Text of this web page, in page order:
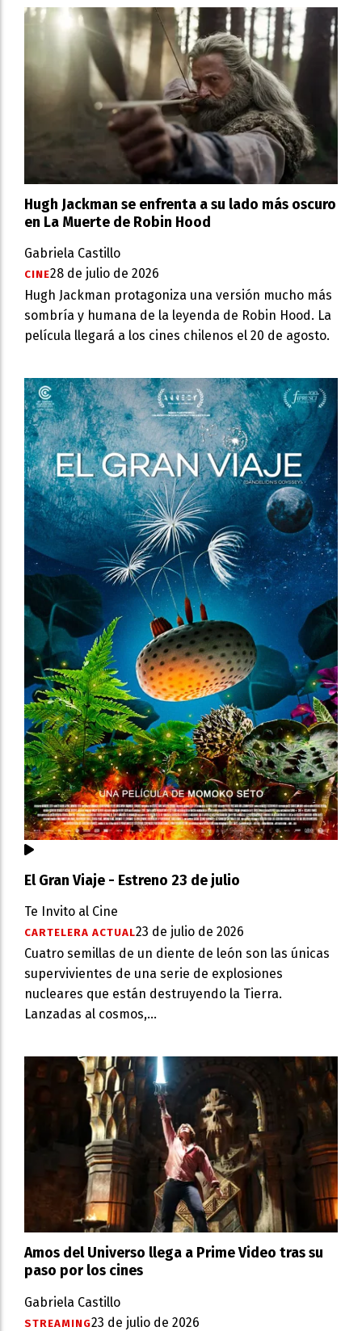
Hugh Jackman se enfrenta a su lado más oscuro
en La Muerte de Robin Hood
Gabriela Castillo
CINE28 de julio de 2026
Hugh Jackman protagoniza una versión mucho más
sombría y humana de la leyenda de Robin Hood. La
película llegará a los cines chilenos el 20 de agosto.
El Gran Viaje - Estreno 23 de julio
Te Invito al Cine
CARTELERA ACTUAL23 de julio de 2026
Cuatro semillas de un diente de león son las únicas
supervivientes de una serie de explosiones
nucleares que están destruyendo la Tierra.
Lanzadas al cosmos,...
Amos del Universo llega a Prime Video tras su
paso por los cines
Gabriela Castillo
STREAMING23 de julio de 2026